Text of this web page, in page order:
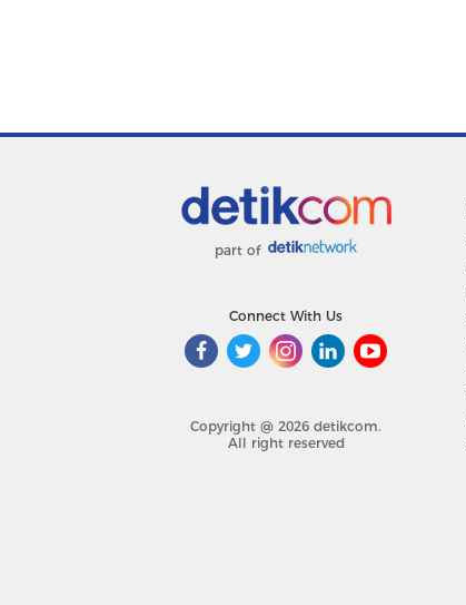
part of
Connect With Us
Copyright @ 2026 detikcom.
All right reserved